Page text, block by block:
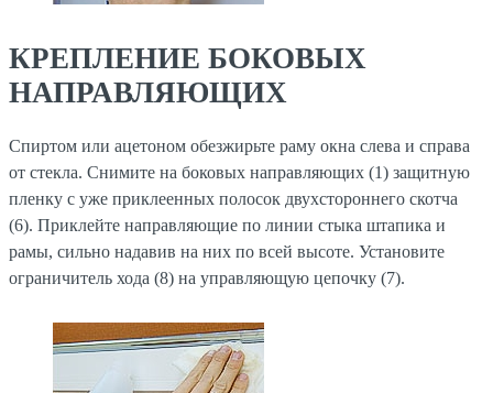
КРЕПЛЕНИЕ БОКОВЫХ
НАПРАВЛЯЮЩИХ
Спиртом или ацетоном обезжирьте раму окна слева и справа
от стекла. Снимите на боковых направляющих (1) защитную
пленку с уже приклеенных полосок двухстороннего скотча
(6). Приклейте направляющие по линии стыка штапика и
рамы, сильно надавив на них по всей высоте. Установите
ограничитель хода (8) на управляющую цепочку (7).